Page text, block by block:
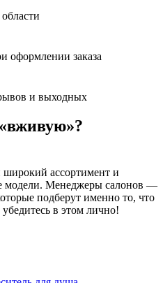
оформлении заказа
и выходных
широкий ассортимент и
модели. Менеджеры салонов —
подберут именно то, что
в этом лично!